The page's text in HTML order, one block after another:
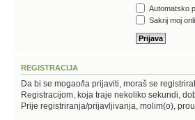
Automatsko
Sakrij moj
REGISTRACIJA
Da bi se mogao/la prijaviti, moraš se
Registracijom, koja traje nekoliko sekundi,
Prije registriranja/prijavljivanja, molim(o),